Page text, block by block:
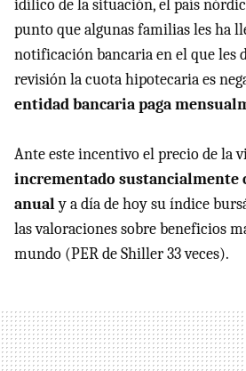
idílico de la situación, el país
punto que algunas familias les ha
notificación bancaria en el que les
revisión la cuota hipotecaria es
entidad bancaria paga
Ante este incentivo el precio de la
incrementado sustancialmente
anualy a día de hoy su índice
las valoraciones sobre beneficios
mundo (PER de Shiller 33 veces).